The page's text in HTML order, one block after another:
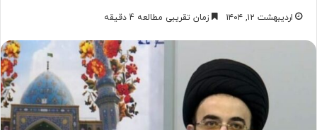
اردیبهشت ۱۲, ۱۴۰۴ زمان تقریبی مطالعه 4 دقیقه